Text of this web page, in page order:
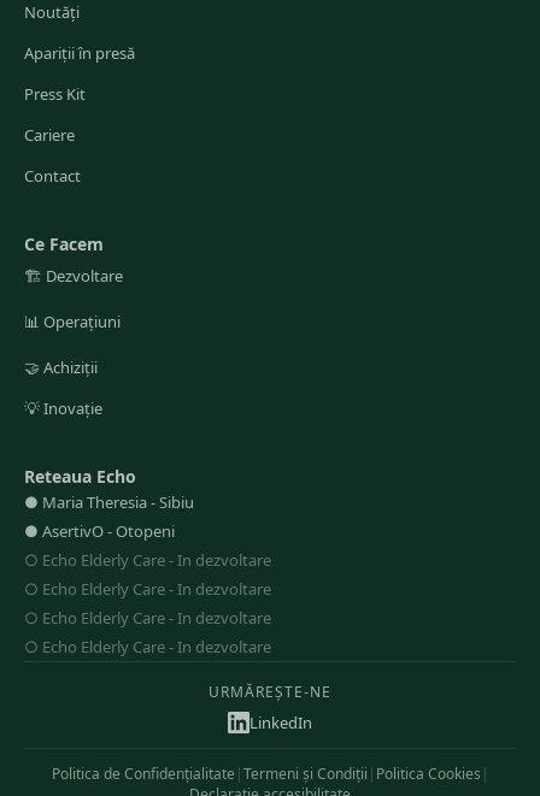
Noutăți
Apariții în presă
Press Kit
Cariere
Contact
Ce Facem
🏗️ Dezvoltare
📊 Operațiuni
🤝 Achiziții
💡Inovație
Reteaua Echo
● Maria Theresia-Sibiu
● AsertivO-Otopeni
○ Echo Elderly Care-In dezvoltare
○ Echo Elderly Care-In dezvoltare
○ Echo Elderly Care-In dezvoltare
○ Echo Elderly Care-In dezvoltare
URMĂREȘTE-NE
LinkedIn
Politica de Confidențialitate |Termeni și Condiții | Politica Cookies |